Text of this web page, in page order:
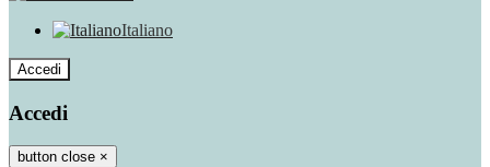
Italiano
Accedi
Accedi
button close ×